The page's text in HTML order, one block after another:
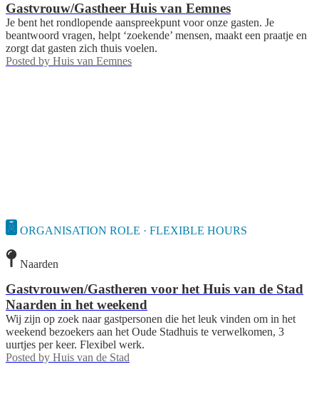
Gastvrouw/Gastheer Huis van Eemnes
Je bent het rondlopende aanspreekpunt voor onze gasten. Je
beantwoord vragen, helpt ‘zoekende’ mensen, maakt een praatje en
zorgt dat gasten zich thuis voelen.
Posted by Huis van Eemnes
ORGANISATION ROLE · FLEXIBLE HOURS
Naarden
Gastvrouwen/Gastheren voor het Huis van de Stad
Naarden in het weekend
Wij zijn op zoek naar gastpersonen die het leuk vinden om in het
weekend bezoekers aan het Oude Stadhuis te verwelkomen, 3
uurtjes per keer. Flexibel werk.
Posted by Huis van de Stad